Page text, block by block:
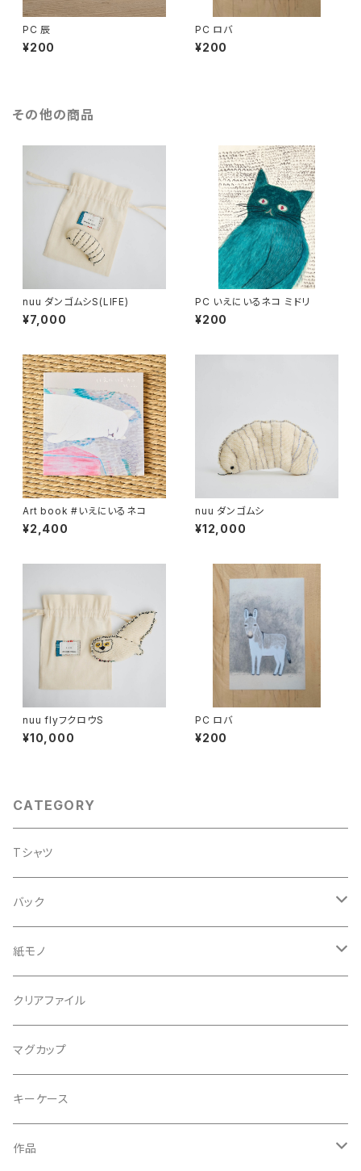
PC 辰
¥200
PC ロバ
¥200
その他の商品
nuu ダンゴムシS(LIFE)
¥7,000
PC いえにいるネコ ミドリ
¥200
Art book #いえにいるネコ
¥2,400
nuu ダンゴムシ
¥12,000
nuu flyフクロウS
¥10,000
PC ロバ
¥200
CATEGORY
Tシャツ
バック
サコッシュ
紙モノ
ポストカード
ノート
カレンダー
アートブック
クリアファイル
マグカップ
キーケース
作品